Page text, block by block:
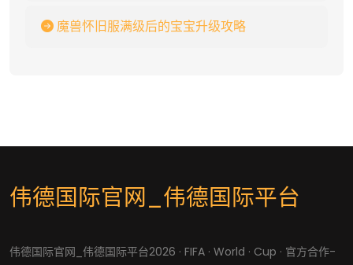
魔兽怀旧服满级后的宝宝升级攻略
伟德国际官网_伟德国际平台
伟德国际官网_伟德国际平台2026 · FIFA · World · Cup · 官方合作-